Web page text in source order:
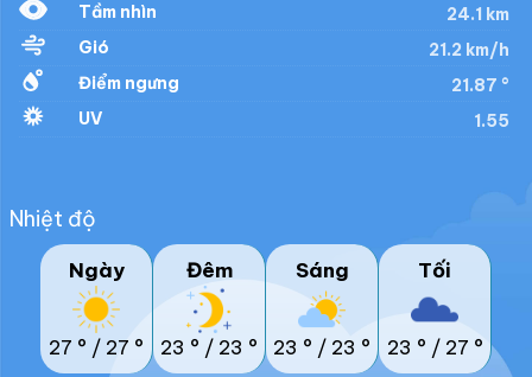
Tầm nhìn
24.1 km
Gió
21.2 km/h
Điểm ngưng
21.87 °
UV
1.55
Nhiệt độ
Ngày
27 ° / 27 °
Đêm
23 ° / 23 °
Sáng
23 ° / 23 °
Tối
23 ° / 27 °